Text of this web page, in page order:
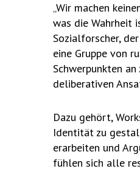
„Wir machen
was die Wahrheit
Sozialforscher,
eine Gruppe von
Schwerpunkten
deliberativen
Dazu gehört,
Identität zu
erarbeiten und
fühlen sich alle